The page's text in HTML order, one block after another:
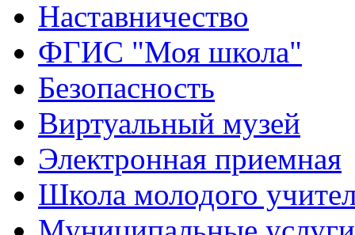
Наставничество
ФГИС "Моя школа"
Безопасность
Виртуальный музей
Электронная приемная
Школа молодого